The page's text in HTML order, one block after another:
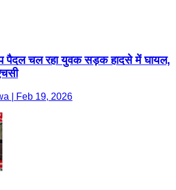
पैदल चल रहा युवक सड़क हादसे में घायल,
| Feb 19, 2026